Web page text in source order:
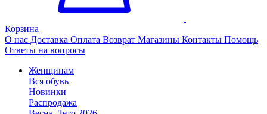
Корзина
О нас Доставка Оплата Возврат Магазины Контакты Помощь
Ответы на вопросы
Женщинам
Вся обувь
Новинки
Распродажа